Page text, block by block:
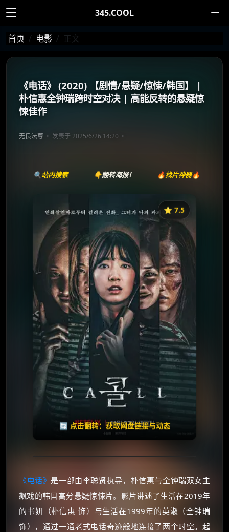
345.COOL
首页 电影 正文
《电话》 (2020) 【剧情/悬疑/惊悚/韩国】 |
朴信惠全钟瑞跨时空对决 | 高能反转的悬疑惊
悚佳作
无良法尊 发表于 2025/6/26 14:20
🔍站内搜索 👇翻转海报！ 🔥找片神器🔥
⭐️ 7.5
🔄 点击翻转：获取网盘链接与动态
《电话》
⭐
收藏
⭐️ 评分：7.5 | 🎬 2020年
夸克网盘
天天领红包
《电话》 是一部由李聪贤执导，朴信惠与全钟瑞双女主
飙戏的韩国高分悬疑惊悚片。影片讲述了生活在2019年
的书妍（朴信惠 饰）与生活在1999年的英淑（全钟瑞
饰），通过一通老式电话奇迹般地连接了两个时空。起